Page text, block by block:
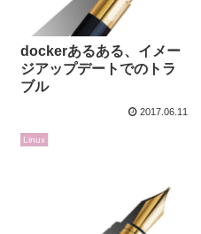
dockerあるある、イメー
ジアップデートでのトラ
ブル
2017.06.11
Linux